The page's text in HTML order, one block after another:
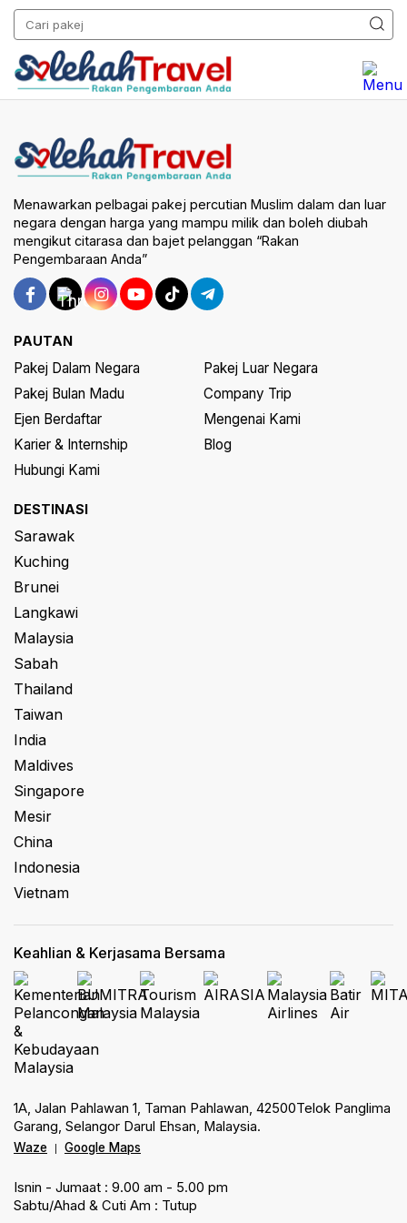
Menawarkan pelbagai pakej percutian Muslim dalam dan luar
negara dengan harga yang mampu milik dan boleh diubah
mengikut citarasa dan bajet pelanggan “Rakan
Pengembaraan Anda”
PAUTAN
Pakej Dalam Negara
Pakej Luar Negara
Pakej Bulan Madu
Company Trip
Ejen Berdaftar
Mengenai Kami
Karier & Internship
Blog
Hubungi Kami
DESTINASI
Sarawak
Kuching
Brunei
Langkawi
Malaysia
Sabah
Thailand
Taiwan
India
Maldives
Singapore
Mesir
China
Indonesia
Vietnam
Keahlian & Kerjasama Bersama
1A, Jalan Pahlawan 1, Taman Pahlawan, 42500Telok Panglima
Garang, Selangor Darul Ehsan, Malaysia.
Waze Google Maps
Isnin - Jumaat : 9.00 am - 5.00 pm
Sabtu/Ahad & Cuti Am : Tutup